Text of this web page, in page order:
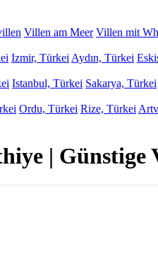
Villen am Meer Villen mit
Izmir, Türkei Aydın, Türkei
Istanbul, Türkei Sakarya, Türkei
Ordu, Türkei Rize, Türkei
| Günstige